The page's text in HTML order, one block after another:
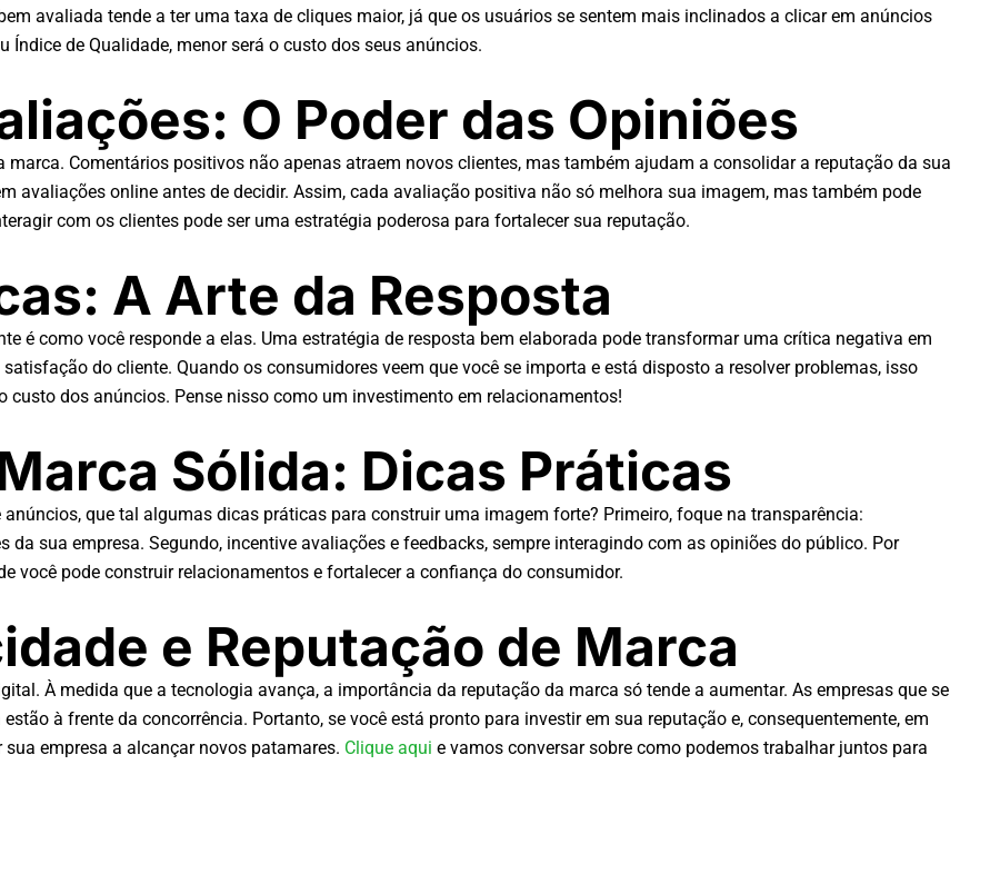
avaliada tende a ter uma taxa de cliques maior, já que os usuários se sentem mais inclinados a clicar em anúncios
de Qualidade, menor será o custo dos seus anúncios.
O Poder das Opiniões
Comentários positivos não apenas atraem novos clientes, mas também ajudam a consolidar a reputação da sua
avaliações online antes de decidir. Assim, cada avaliação positiva não só melhora sua imagem, mas também pode
com os clientes pode ser uma estratégia poderosa para fortalecer sua reputação.
A Arte da Resposta
é como você responde a elas. Uma estratégia de resposta bem elaborada pode transformar uma crítica negativa em
do cliente. Quando os consumidores veem que você se importa e está disposto a resolver problemas, isso
dos anúncios. Pense nisso como um investimento em relacionamentos!
Sólida: Dicas Práticas
que tal algumas dicas práticas para construir uma imagem forte? Primeiro, foque na transparência:
sua empresa. Segundo, incentive avaliações e feedbacks, sempre interagindo com as opiniões do público. Por
você pode construir relacionamentos e fortalecer a confiança do consumidor.
e Reputação de Marca
À medida que a tecnologia avança, a importância da reputação da marca só tende a aumentar. As empresas que se
à frente da concorrência. Portanto, se você está pronto para investir em sua reputação e, consequentemente, em
empresa a alcançar novos patamares. Clique aqui e vamos conversar sobre como podemos trabalhar juntos para